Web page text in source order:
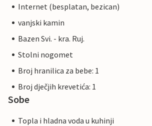
Internet (besplatan, bezican)
vanjski kamin
Bazen Svi. - kra. Ruj.
Stolni nogomet
Broj hranilica za bebe: 1
Broj dječjih krevetića: 1
Sobe
Topla i hladna voda u kuhinji